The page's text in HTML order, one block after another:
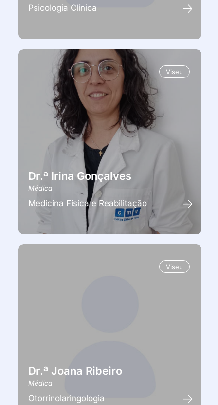
Psicologia Clínica
Viseu
Dr.ª Irina Gonçalves
Médica
Medicina Física e Reabilitação
Viseu
Dr.ª Joana Ribeiro
Médica
Otorrinolaringologia